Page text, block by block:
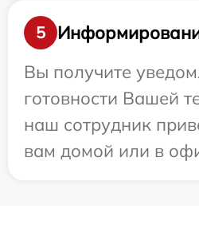
5
Вы получите
готовности Вашей
наш сотрудник
вам домой или в